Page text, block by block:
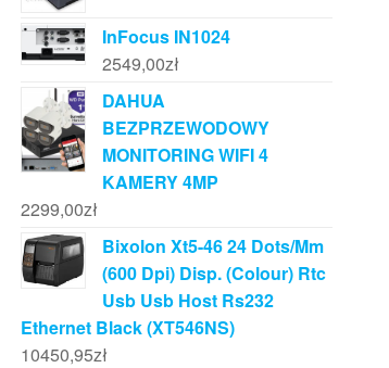
InFocus IN1024
2549,00zł
DAHUA
BEZPRZEWODOWY
MONITORING WIFI 4
KAMERY 4MP
2299,00zł
Bixolon Xt5-46 24 Dots/Mm
(600 Dpi) Disp. (Colour) Rtc
Usb Usb Host Rs232
Ethernet Black (XT546NS)
10450,95zł